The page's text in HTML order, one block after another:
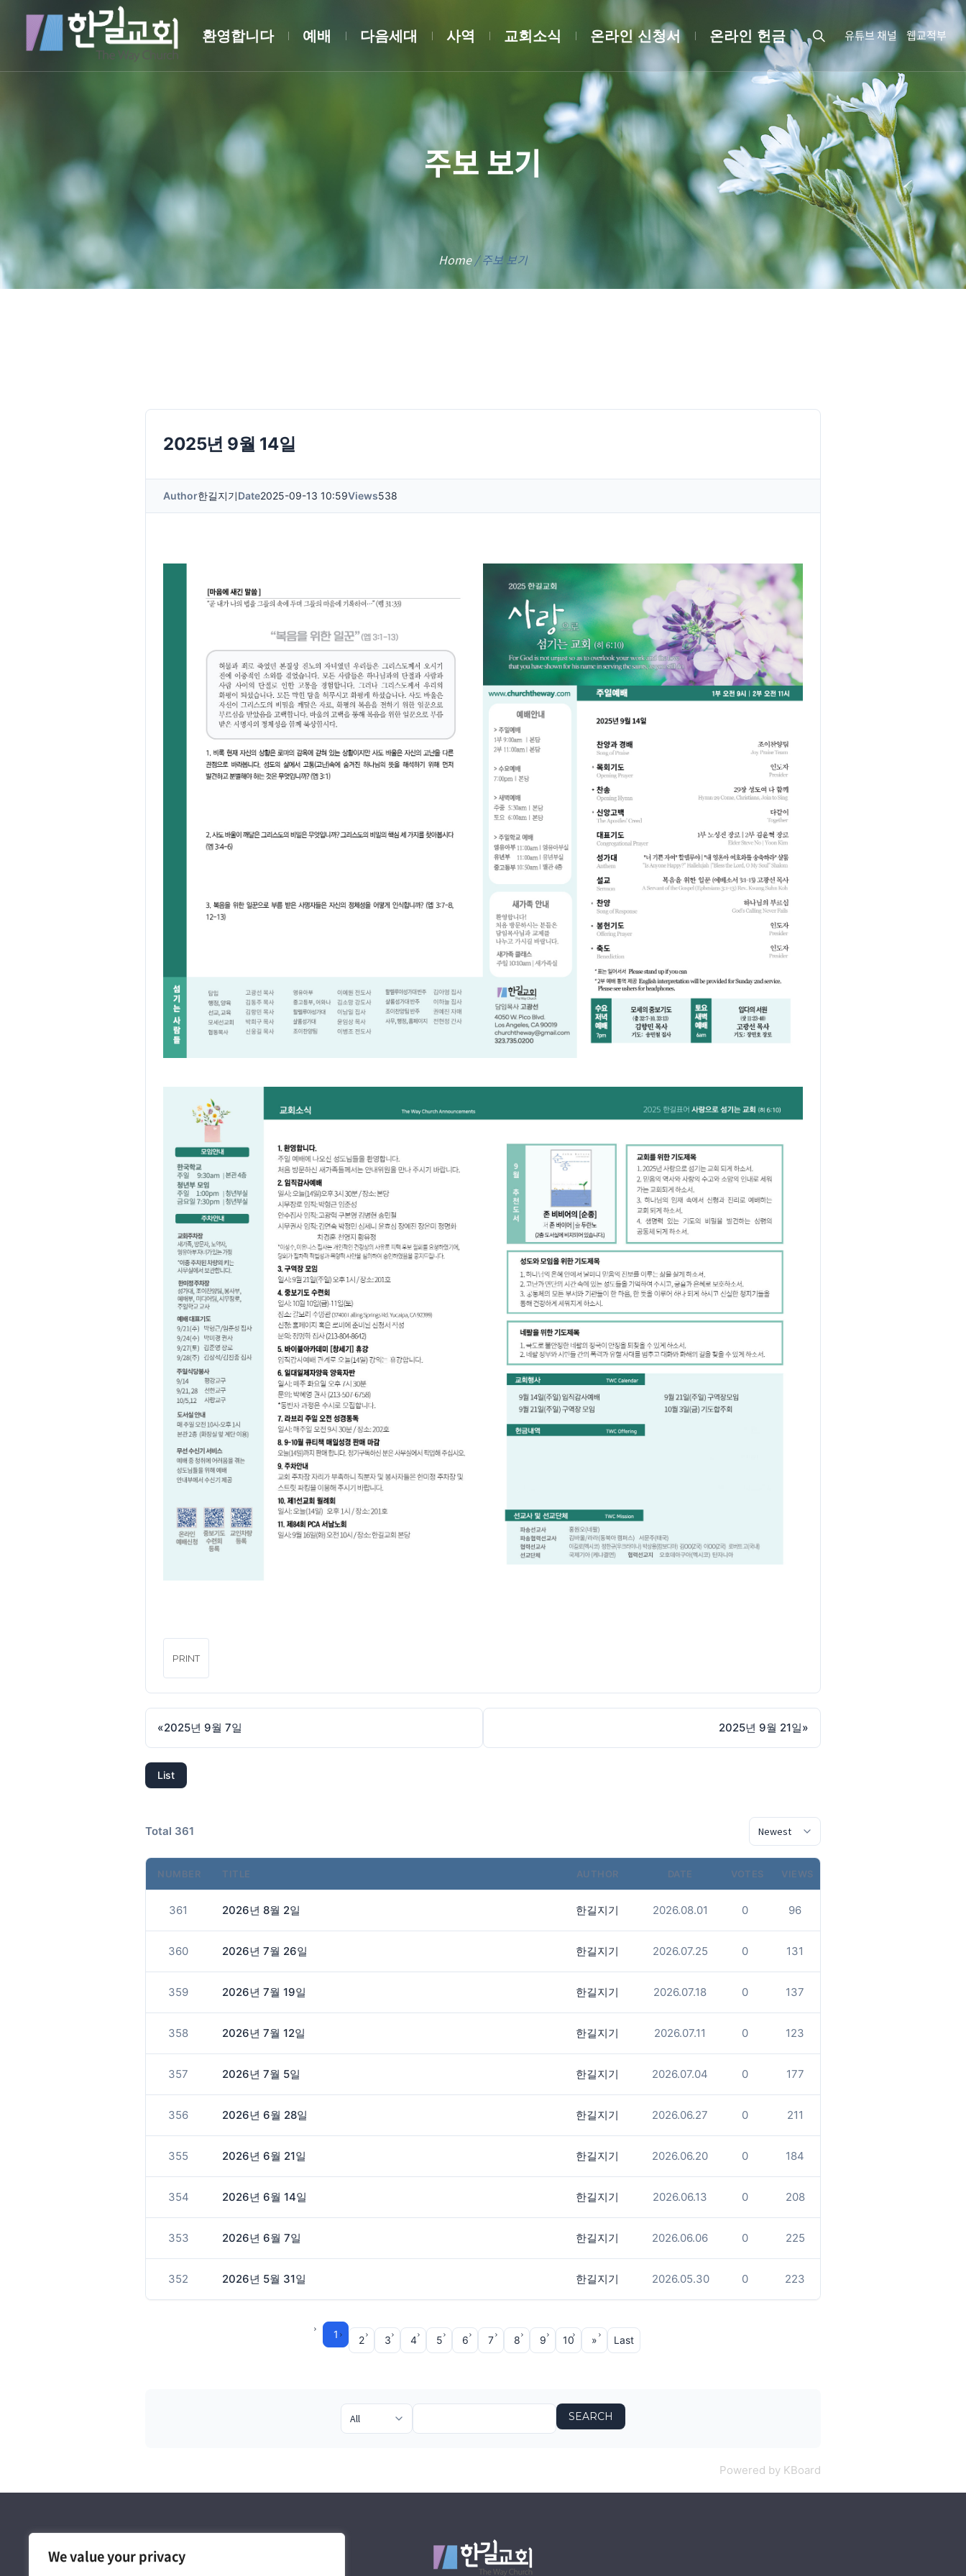
We value your privacy
유튜브 채널 웹교적부
환영합니다 예배 다음세대 사역 교회소식 온라인 신청서 온라인 헌금
주보 보기
Home /주보 보기
2025년 9월 14일
Author한길지기Date2025-09-13 10:59Views538
PRINT
«2025년 9월 7일 2025년 9월 21일»
List
Total 361
NUMBER TITLE AUTHOR DATE VOTES VIEWS
361 2026년 8월 2일 한길지기 2026.08.01 0 96
360 2026년 7월 26일 한길지기 2026.07.25 0 131
359 2026년 7월 19일 한길지기 2026.07.18 0 137
358 2026년 7월 12일 한길지기 2026.07.11 0 123
357 2026년 7월 5일 한길지기 2026.07.04 0 177
356 2026년 6월 28일 한길지기 2026.06.27 0 211
355 2026년 6월 21일 한길지기 2026.06.20 0 184
354 2026년 6월 14일 한길지기 2026.06.13 0 208
353 2026년 6월 7일 한길지기 2026.06.06 0 225
352 2026년 5월 31일 한길지기 2026.05.30 0 223
1 2 3 4 5 6 7 8 9 10 » Last
SEARCH
Powered by KBoard